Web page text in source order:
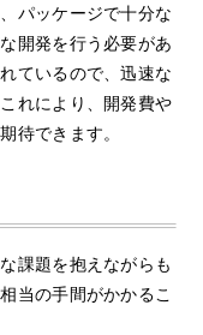
パッケージで十分な
開発を行う必要があ
ているので、迅速な
れにより、開発費や
待できます。
課題を抱えながらも
当の手間がかかるこ